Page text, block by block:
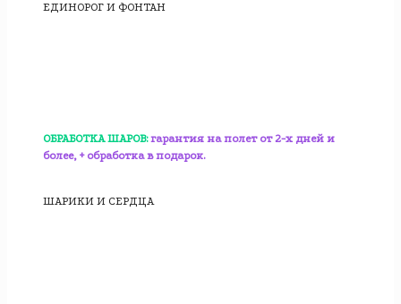
ЕДИНОРОГ И ФОНТАН
ОБРАБОТКА ШАРОВ: гарантия на полет от 2-х дней и
более, + обработка в подарок.
ШАРИКИ И СЕРДЦА